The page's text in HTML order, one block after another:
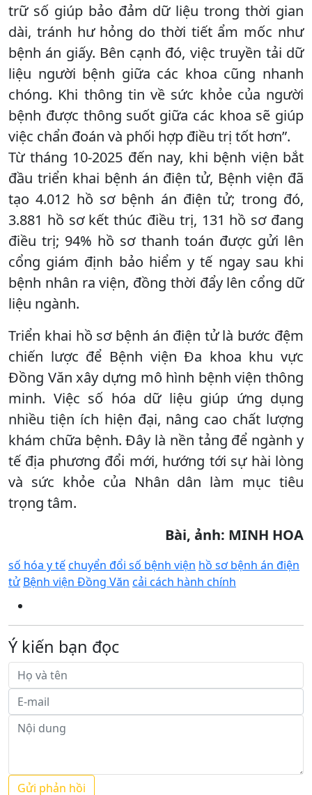
trữ số giúp bảo đảm dữ liệu trong thời gian
dài, tránh hư hỏng do thời tiết ẩm mốc như
bệnh án giấy. Bên cạnh đó, việc truyền tải dữ
liệu người bệnh giữa các khoa cũng nhanh
chóng. Khi thông tin về sức khỏe của người
bệnh được thông suốt giữa các khoa sẽ giúp
việc chẩn đoán và phối hợp điều trị tốt hơn”.
Từ tháng 10-2025 đến nay, khi bệnh viện bắt
đầu triển khai bệnh án điện tử, Bệnh viện đã
tạo 4.012 hồ sơ bệnh án điện tử; trong đó,
3.881 hồ sơ kết thúc điều trị, 131 hồ sơ đang
điều trị; 94% hồ sơ thanh toán được gửi lên
cổng giám định bảo hiểm y tế ngay sau khi
bệnh nhân ra viện, đồng thời đẩy lên cổng dữ
liệu ngành.
Triển khai hồ sơ bệnh án điện tử là bước đệm
chiến lược để Bệnh viện Đa khoa khu vực
Đồng Văn xây dựng mô hình bệnh viện thông
minh. Việc số hóa dữ liệu giúp ứng dụng
nhiều tiện ích hiện đại, nâng cao chất lượng
khám chữa bệnh. Đây là nền tảng để ngành y
tế địa phương đổi mới, hướng tới sự hài lòng
và sức khỏe của Nhân dân làm mục tiêu
trọng tâm.
Bài, ảnh: MINH HOA
số hóa y tếchuyển đổi số bệnh viện hồ sơ bệnh án điện
tử Bệnh viện Đồng Văn cải cách hành chính
Ý kiến bạn đọc